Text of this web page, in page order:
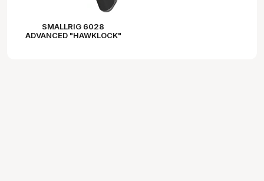
SMALLRIG 6028
ADVANCED "HAWKLOCK"